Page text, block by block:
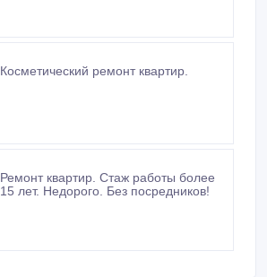
Косметический ремонт квартир.
Ремонт квартир. Стаж работы более
15 лет. Недорого. Без посредников!